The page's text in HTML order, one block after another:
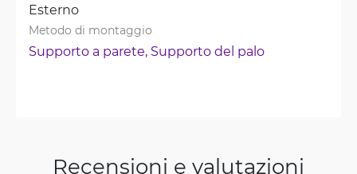
Esterno
Metodo di montaggio
Supporto a parete, Supporto del palo
Recensioni e valutazioni